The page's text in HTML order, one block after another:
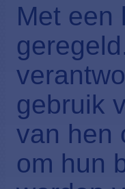
Met een
gebruik
van hen
om hun